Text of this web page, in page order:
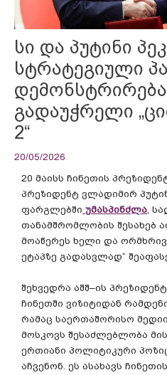
სი და პუტინი
სტრატეგიული
გადაუჭრელი
2“
20/05/2026
20 მაისს ჩინეთის
პრეზიდენტ ვლადიმირ
ფარგლებში უმასპინძლა
თანამშრომლობის შესახებ
მოაწერეს ხელი და
ეტაპზე გადასვლად“
შეხვედრა აშშ–ის პრეზიდენტ
ჩინეთში ვიზიტიდან
რამაც საერთაშორისო
მოსკოვს შესაძლებლობა
ერთიანი პოლიტიკური
აჩვენონ ეს ასახავს ჩინეთის